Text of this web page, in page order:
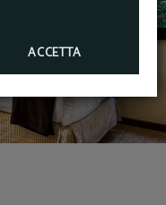
ACCETTA